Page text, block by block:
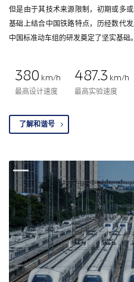
但是由于其技术来源限制，初期或多
基础上结合中国铁路特点，历经数代
中国标准动车组的研发奠定了坚实基础。
380 km/h
最高设计速度
487.3 km/h
最高实验速度
了解和谐号